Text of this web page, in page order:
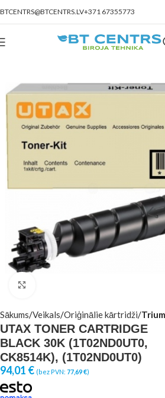
BTCENTRS@BTCENTRS.LV+371 67355773
Sākums Veikals Oriģinālie kārtridži
UTAX TONER CARTRIDGE
BLACK 30K (1T02ND0UT0,
CK8514K), (1T02ND0UT0)
94,01 € (bez PVN: 77,69€)